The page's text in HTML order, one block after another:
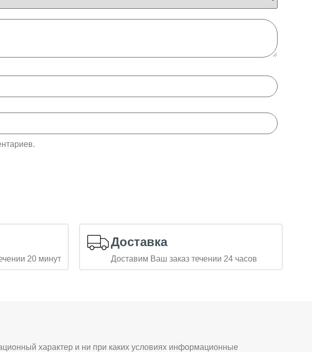
20 минут
Доставка
Доставим Ваш заказ течении 24 часов
характер и ни при каких условиях информационные